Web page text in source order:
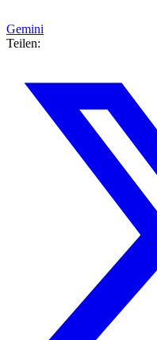
Gemini
Teilen: